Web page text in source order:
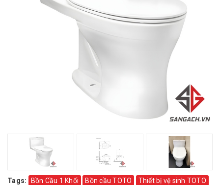
Tags: Bồn Cầu 1 Khối Bồn cầu TOTO Thiết bị vệ sinh TOTO